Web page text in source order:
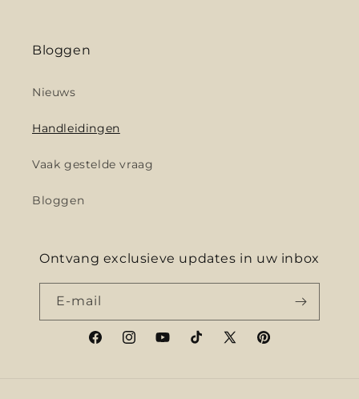
Bloggen
Nieuws
Handleidingen
Vaak gestelde vraag
Bloggen
Ontvang exclusieve updates in uw inbox
E‑mail
FacebookInstagramYouTubeTikTokX
Pinterest